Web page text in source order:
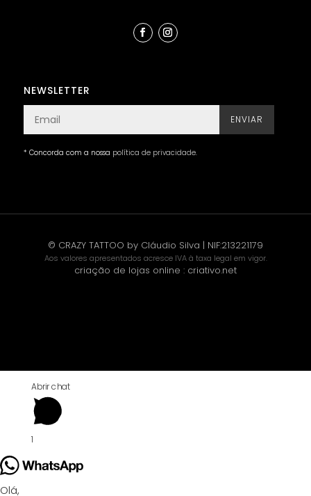
NEWSLETTER
ENVIAR
* Concorda com a nossa política de privacidade.
© CRAZY TATTOO by Cláudio Silva | NIF:213221179
Aos valores apresentados acresce IVA à taxa legal em vigor.
criação de lojas online : criativo.net
Abrir chat
1
Olá,